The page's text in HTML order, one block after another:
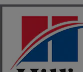
similares a las
¿Cuál es el
darle? ¿Qué
importantes?
para gatos que